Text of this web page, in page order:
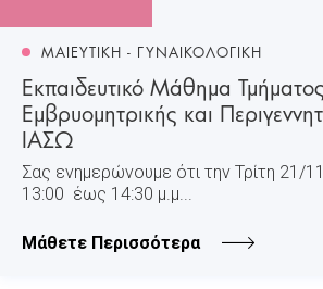
ΜΑΙΕΥΤΙΚΗ - ΓΥΝΑΙΚΟΛΟΓΙΚΗ
Εκπαιδευτικό Μάθημα Τμήματος
Εμβρυομητρικής και
ΙΑΣΩ
Σας ενημερώνουμε ότι την Τρίτη 21/
13:00 έως 14:30 μ.μ...
Μάθετε Περισσότερα